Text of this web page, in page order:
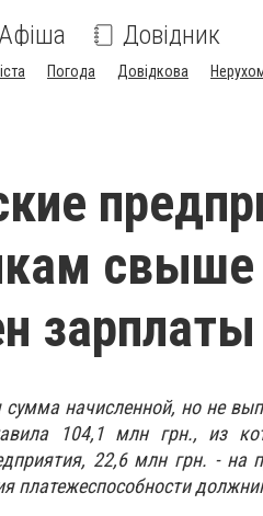
Афіша Довідник
Погода Довідкова
свыше
зарплаты
начисленной, но не
104,1 млн грн., из
22,6 млн грн. - на
платежеспособности